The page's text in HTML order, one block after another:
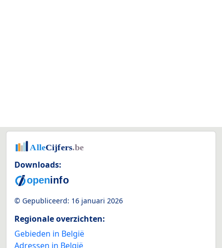
Downloads:
© Gepubliceerd: 16 januari 2026
Regionale overzichten:
Gebieden in België
Adressen in België